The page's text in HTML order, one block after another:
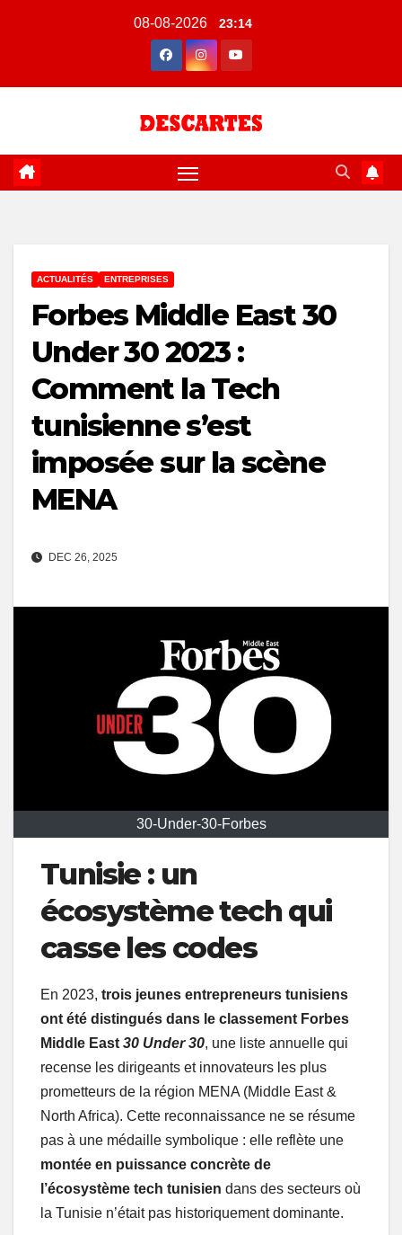
08-08-2026 23:14
ACTUALITÉS ENTREPRISES
Forbes Middle East 30
Under 30 2023 :
Comment la Tech
tunisienne s’est
imposée sur la scène
MENA
DEC 26, 2025
30-Under-30-Forbes
Tunisie : un
écosystème tech qui
casse les codes
En 2023, trois jeunes entrepreneurs tunisiens
ont été distingués dans le classement Forbes
Middle East 30 Under 30, une liste annuelle qui
recense les dirigeants et innovateurs les plus
prometteurs de la région MENA (Middle East &
North Africa). Cette reconnaissance ne se résume
pas à une médaille symbolique : elle reflète une
montée en puissance concrète de
l’écosystème tech tunisien dans des secteurs où
la Tunisie n’était pas historiquement dominante.